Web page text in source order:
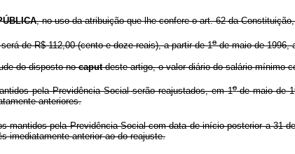
, no uso da atribuição que lhe confere o art. 62 da
de R$ 112,00 (cento e doze reais), a partir de 1ode maio de 1996,
do disposto nocaputdeste artigo, o valor diário do salário mínimo
pela Previdência Social serão reajustados, em 1ode maio de
anteriores.
pela Previdência Social com data de início posterior a 31
imediatamente anterior ao do reajuste.